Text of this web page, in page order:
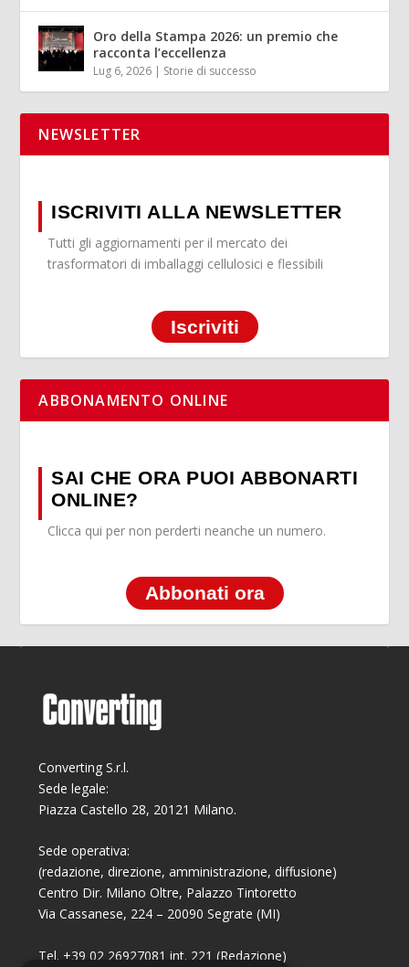
Oro della Stampa 2026: un premio che
racconta l’eccellenza
Lug 6, 2026 | Storie di successo
NEWSLETTER
ISCRIVITI ALLA NEWSLETTER
Tutti gli aggiornamenti per il mercato dei
trasformatori di imballaggi cellulosici e flessibili
Iscriviti
ABBONAMENTO ONLINE
SAI CHE ORA PUOI ABBONARTI
ONLINE?
Clicca qui per non perderti neanche un numero.
Abbonati ora
Converting S.r.l.
Sede legale:
Piazza Castello 28, 20121 Milano.
Sede operativa:
(redazione, direzione, amministrazione, diffusione)
Centro Dir. Milano Oltre, Palazzo Tintoretto
Via Cassanese, 224 – 20090 Segrate (MI)
Tel. +39 02 26927081 int. 221 (Redazione)